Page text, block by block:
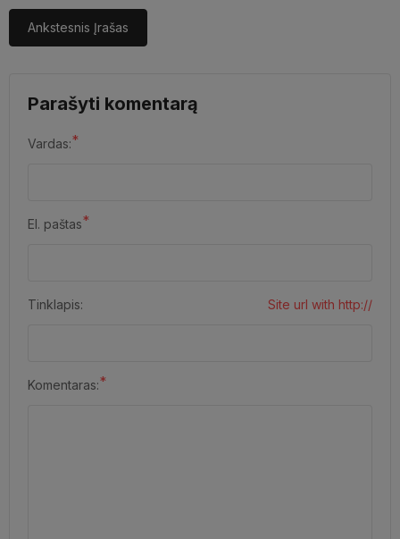
Ankstesnis Įrašas
Parašyti komentarą
Vardas:*
El. paštas*
Tinklapis: Site url with http://
Komentaras:*